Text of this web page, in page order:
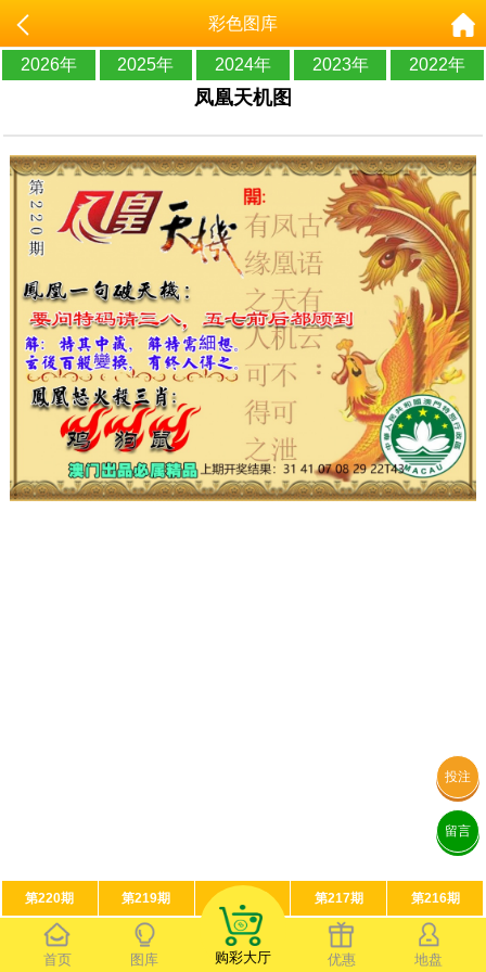
彩色图库
2026年 2025年 2024年 2023年 2022年
凤凰天机图
第220期 第219期 第217期 第216期
首页 图库 购彩大厅 优惠 地盘
投注
留言